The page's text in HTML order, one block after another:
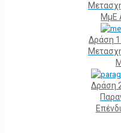
ΜμΕ
Δράση
Δράση